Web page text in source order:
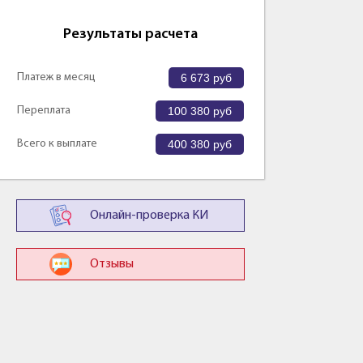
Результаты расчета
Платеж в месяц 6 673 руб
Переплата 100 380 руб
Всего к выплате 400 380 руб
Онлайн-проверка КИ
Отзывы